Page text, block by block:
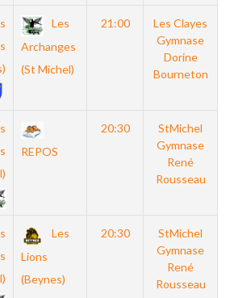
Les
Archanges
(St Michel)
21:00
Les Clayes
Gymnase
Dorine
Bourneton
REPOS
20:30
StMichel
Gymnase
René
Rousseau
Les
Lions
(Beynes)
20:30
StMichel
Gymnase
René
Rousseau